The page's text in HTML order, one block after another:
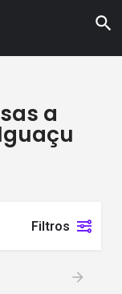
a
Filtros